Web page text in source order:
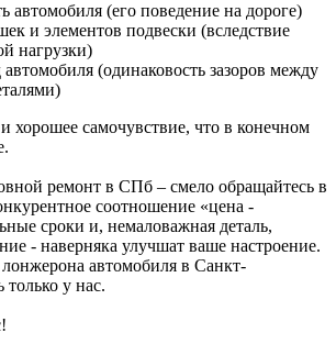
автомобиля (его поведение на дороге)
и элементов подвески (вследствие
нагрузки)
(одинаковость зазоров между
хорошее самочувствие, что в конечном
ремонт в СПб – смело обращайтесь в
соотношение «цена -
сроки и, немаловажная деталь,
- наверняка улучшат ваше настроение.
автомобиля в Санкт-
только у нас.